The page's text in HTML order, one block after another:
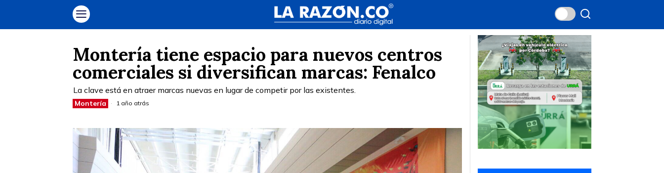
Montería tiene espacio para nuevos centros
comerciales si diversifican marcas: Fenalco
La clave está en atraer marcas nuevas en lugar de competir por las existentes.
Montería 1 año atrás